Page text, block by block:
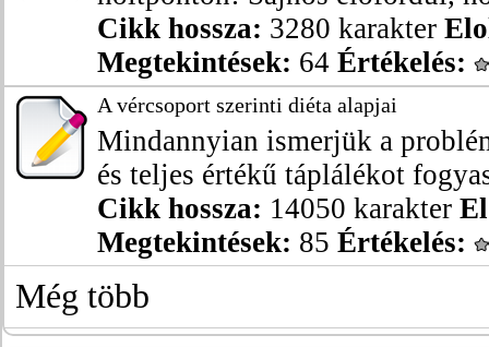
Cikk hossza: 3280 karakter
Megtekintések: 64 Értékelés:
A vércsoport szerinti diéta alapjai
Mindannyian ismerjük a
és teljes értékű táplálékot
Cikk hossza: 14050 karakter
Megtekintések: 85 Értékelés:
Még több